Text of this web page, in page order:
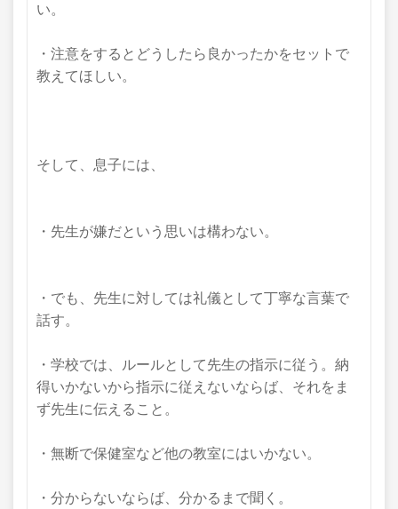
い。
・注意をするとどうしたら良かったかをセットで
教えてほしい。
そして、息子には、
・先生が嫌だという思いは構わない。
・でも、先生に対しては礼儀として丁寧な言葉で
話す。
・学校では、ルールとして先生の指示に従う。納
得いかないから指示に従えないならば、それをま
ず先生に伝えること。
・無断で保健室など他の教室にはいかない。
・分からないならば、分かるまで聞く。